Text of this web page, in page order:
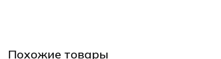
Похожие товары